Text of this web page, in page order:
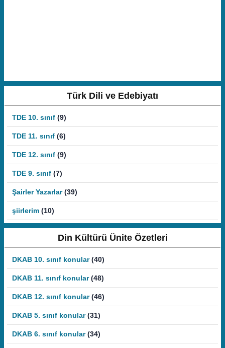
Türk Dili ve Edebiyatı
TDE 10. sınıf (9)
TDE 11. sınıf (6)
TDE 12. sınıf (9)
TDE 9. sınıf (7)
Şairler Yazarlar (39)
şiirlerim (10)
Din Kültürü Ünite Özetleri
DKAB 10. sınıf konular (40)
DKAB 11. sınıf konular (48)
DKAB 12. sınıf konular (46)
DKAB 5. sınıf konular (31)
DKAB 6. sınıf konular (34)